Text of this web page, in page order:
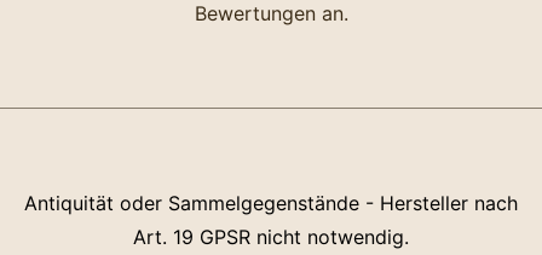
Bewertungen an.
Antiquität oder Sammelgegenstände - Hersteller nach
Art. 19 GPSR nicht notwendig.